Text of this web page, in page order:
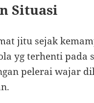
Situasi
jitu sejak
yg terhenti pada
pelerai wajar